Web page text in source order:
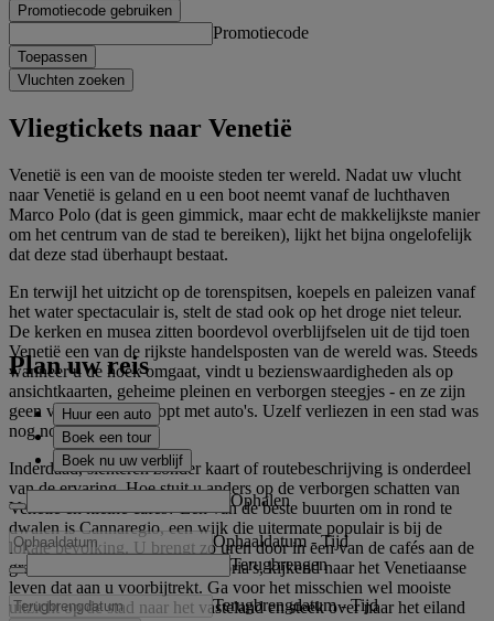
Promotiecode gebruiken
Promotiecode
Toepassen
Vluchten zoeken
Vliegtickets naar Venetië
Venetië is een van de mooiste steden ter wereld. Nadat uw vlucht
naar Venetië is geland en u een boot neemt vanaf de luchthaven
Marco Polo (dat is geen gimmick, maar echt de makkelijkste manier
om het centrum van de stad te bereiken), lijkt het bijna ongelofelijk
dat deze stad überhaupt bestaat.
En terwijl het uitzicht op de torenspitsen, koepels en paleizen vanaf
het water spectaculair is, stelt de stad ook op het droge niet teleur.
De kerken en musea zitten boordevol overblijfselen uit de tijd toen
Venetië een van de rijkste handelsposten van de wereld was. Steeds
wanneer u de hoek omgaat, vindt u bezienswaardigheden als op
ansichtkaarten, geheime pleinen en verborgen steegjes - en ze zijn
geen van alle volgepropt met auto's. Uzelf verliezen in een stad was
nog nooit zo leuk.
Inderdaad, slenteren zonder kaart of routebeschrijving is onderdeel
van de ervaring. Hoe stuit u anders op de verborgen schatten van
Venetië en kleine cafés? Een van de beste buurten om in rond te
dwalen is Cannaregio, een wijk die uitermate populair is bij de
lokale bevolking. U brengt zo uren door in een van de cafés aan de
grachten of in de gezellige trattoria's, kijkend naar het Venetiaanse
leven dat aan u voorbijtrekt. Ga voor het misschien wel mooiste
uitzicht op de stad naar het vasteland en steek over naar het eiland
Plan uw reis
Huur een auto
Boek een tour
Boek nu uw verblijf
Ophalen
Ophaaldatum - Tijd
Terugbrengen
Terugbrengdatum - Tijd